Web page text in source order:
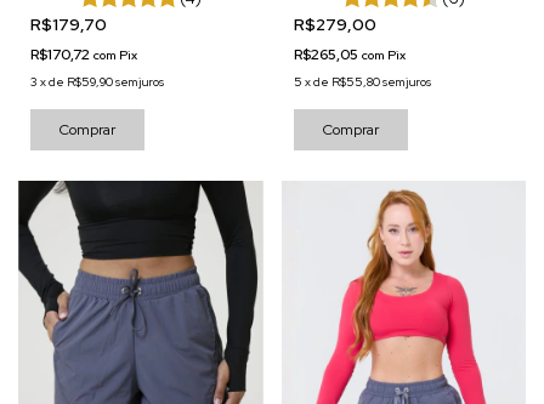
R$179,70
R$170,72 com Pix
3 xde R$59,90sem juros
Comprar
R$279,00
R$265,05 com Pix
5 xde R$55,80sem juros
Comprar